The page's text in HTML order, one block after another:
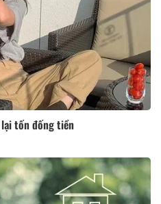
tốn đống tiền